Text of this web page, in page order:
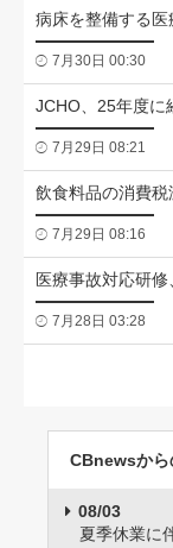
病床を整備する医
7月30日 00:30
JCHO、25年度に
7月29日 08:21
飲食料品の消費
7月29日 08:16
医療事故対応研
7月28日 03:28
CBnewsから
08/03
夏季休業に